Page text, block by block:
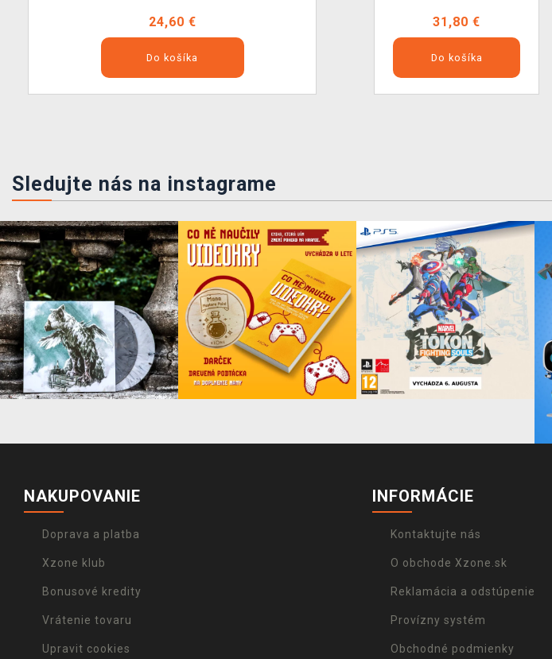
24,60 €
Do košíka
31,80 €
Do košíka
Sledujte nás na instagrame
NAKUPOVANIE
Doprava a platba
Xzone klub
Bonusové kredity
Vrátenie tovaru
Upravit cookies
INFORMÁCIE
Kontaktujte nás
O obchode Xzone.sk
Reklamácia a odstúpenie
Provízny systém
Obchodné podmienky